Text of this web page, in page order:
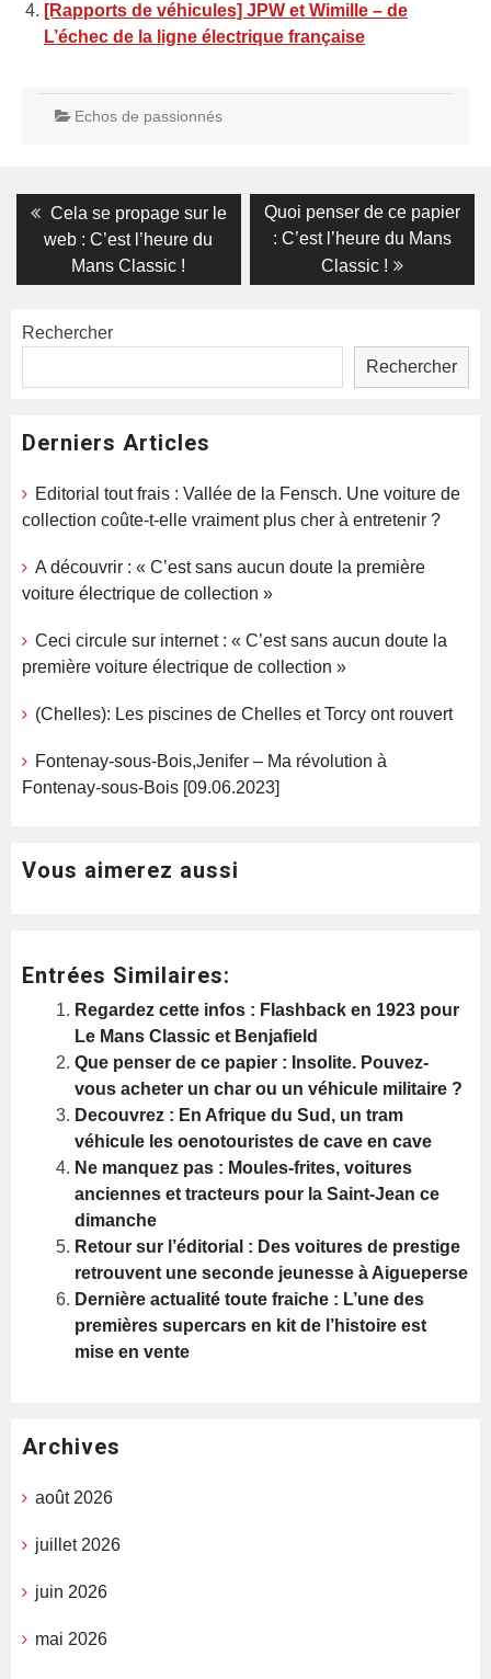
[Rapports de véhicules] JPW et Wimille – de
L’échec de la ligne électrique française
Echos de passionnés
Navigation
l’article
Previous
post:
Cela se propage sur le
web : C’est l’heure du
Mans Classic !
Next
post:
Quoi penser de ce papier
: C’est l’heure du Mans
Classic !
Rechercher
Rechercher
Derniers Articles
Editorial tout frais : Vallée de la Fensch. Une voiture de
collection coûte-t-elle vraiment plus cher à entretenir ?
A découvrir : « C’est sans aucun doute la première
voiture électrique de collection »
Ceci circule sur internet : « C’est sans aucun doute la
première voiture électrique de collection »
(Chelles): Les piscines de Chelles et Torcy ont rouvert
Fontenay-sous-Bois,Jenifer – Ma révolution à
Fontenay-sous-Bois [09.06.2023]
Vous aimerez aussi
Entrées Similaires:
Regardez cette infos : Flashback en 1923 pour
Le Mans Classic et Benjafield
Que penser de ce papier : Insolite. Pouvez-
vous acheter un char ou un véhicule militaire ?
Decouvrez : En Afrique du Sud, un tram
véhicule les oenotouristes de cave en cave
Ne manquez pas : Moules-frites, voitures
anciennes et tracteurs pour la Saint-Jean ce
dimanche
Retour sur l’éditorial : Des voitures de prestige
retrouvent une seconde jeunesse à Aigueperse
Dernière actualité toute fraiche : L’une des
premières supercars en kit de l’histoire est
mise en vente
Archives
août 2026
juillet 2026
juin 2026
mai 2026